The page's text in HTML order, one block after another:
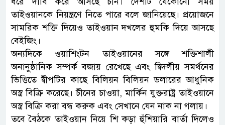
তাইওয়ানকে নিয়ন্ত্রণে নিতে পারে বলে জানিয়েছে। প্রয়োজনে
সামরিক শক্তি দিয়েও তাইওয়ান দখলের হুমকি দিয়ে আসছে
বেইজিং।
অন্যদিকে ওয়াশিংটন তাইওয়ানের সঙ্গে শক্তিশালী
অনানুষ্ঠানিক সম্পর্ক বজায় রেখেছে এবং দ্বিদলীয় সমর্থনের
ভিত্তিতে দ্বীপটির কাছে বিলিয়ন বিলিয়ন ডলারের আধুনিক
অস্ত্র বিক্রি করেছে। চীনের চাওয়া, মার্কিন যুক্তরাষ্ট্র তাইওয়ানে
অস্ত্র বিক্রি করা বন্ধ করুক এবং সেখানে যেন নাক না গলায়।
তবে বৈঠকে তাইওয়ান নিয়ে শি কড়া হুঁশিয়ারি বার্তা দিলেও